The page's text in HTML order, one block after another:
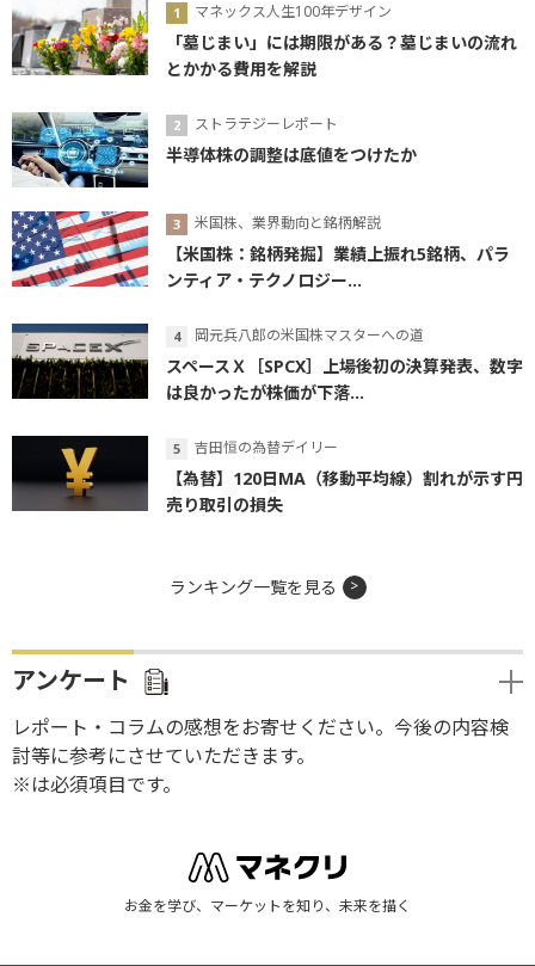
マネックス人生100年デザイン
「墓じまい」には期限がある？墓じまいの流れ
とかかる費用を解説
ストラテジーレポート
半導体株の調整は底値をつけたか
米国株、業界動向と銘柄解説
【米国株：銘柄発掘】業績上振れ5銘柄、パラ
ンティア・テクノロジー...
岡元兵八郎の米国株マスターへの道
スペースＸ［SPCX］上場後初の決算発表、数字
は良かったが株価が下落...
吉田恒の為替デイリー
【為替】120日MA（移動平均線）割れが示す円
売り取引の損失
ランキング一覧を見る
アンケート
レポート・コラムの感想をお寄せください。今後の内容検
討等に参考にさせていただきます。
※は必須項目です。
お金を学び、マーケットを知り、未来を描く